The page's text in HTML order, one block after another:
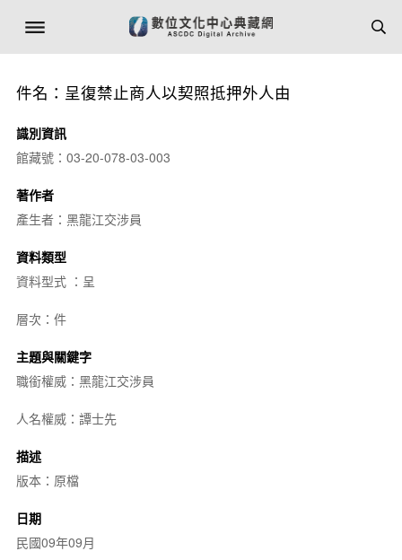
件名：呈復禁止商人以契照抵押外人由
識別資訊
館藏號：03-20-078-03-003
著作者
產生者：黑龍江交涉員
資料類型
資料型式 ：呈
層次：件
主題與關鍵字
職銜權威：黑龍江交涉員
人名權威：譚士先
描述
版本：原檔
日期
民國09年09月